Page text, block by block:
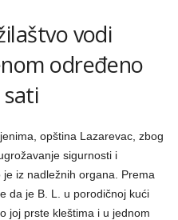
vodi
određeno
opština Lazarevac, zbog
sigurnosti i
iz nadležnih organa. Prema
da je B. L. u porodičnoj kući
joj prste kleštima i u jednom